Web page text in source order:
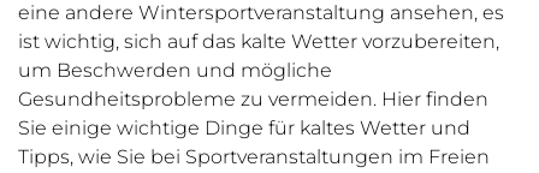
eine andere Wintersportveranstaltung ansehen, es
ist wichtig, sich auf das kalte Wetter vorzubereiten,
um Beschwerden und mögliche
Gesundheitsprobleme zu vermeiden. Hier finden
Sie einige wichtige Dinge für kaltes Wetter und
Tipps, wie Sie bei Sportveranstaltungen im Freien